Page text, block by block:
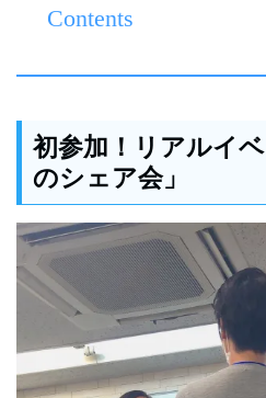
Contents
初参加！リアルイ
のシェア会」